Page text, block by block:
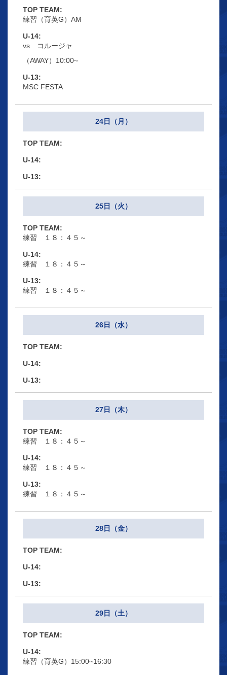
練習（育英G）AM
vs コルージャ
（AWAY）10:00~
MSC FESTA
24日（月）
25日（火）
練習 １８：４５～
練習 １８：４５～
練習 １８：４５～
26日（水）
27日（木）
練習 １８：４５～
練習 １８：４５～
練習 １８：４５～
28日（金）
29日（土）
練習（育英G）15:00~16:30